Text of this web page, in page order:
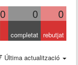
0 0 0
completat rebutjat
Última actualització